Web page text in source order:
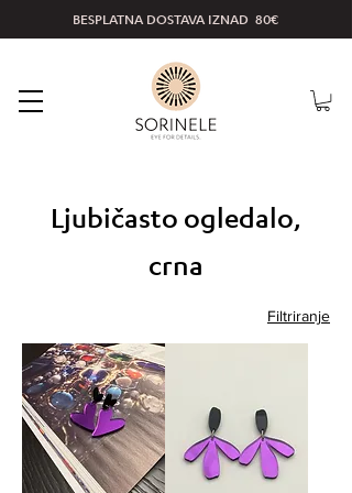
BESPLATNA DOSTAVA IZNAD 80€
Ljubičasto ogledalo,
crna
Filtriranje